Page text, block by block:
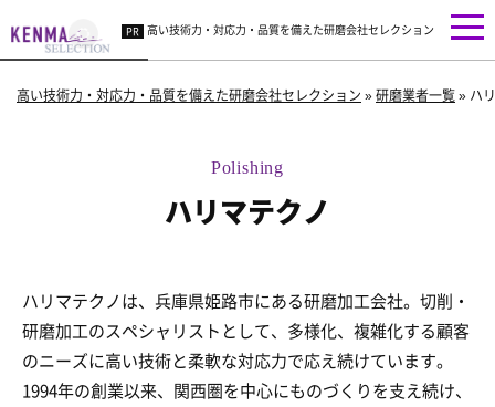
高い技術力・対応力・品質を備えた研磨会社セレクション
高い技術力・対応力・品質を備えた研磨会社セレクション »研磨業者一覧» ハ
ハリマテクノ
ハリマテクノは、兵庫県姫路市にある研磨加工会社。切削・
研磨加工のスペシャリストとして、多様化、複雑化する顧客
のニーズに高い技術と柔軟な対応力で応え続けています。
1994年の創業以来、関西圏を中心にものづくりを支え続け、